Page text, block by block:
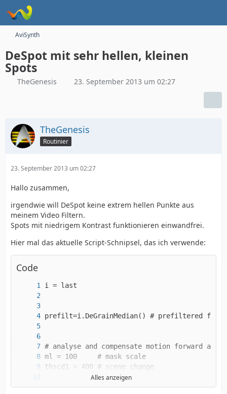
AviSynth
DeSpot mit sehr hellen, kleinen
Spots
TheGenesis 23. September 2013 um 02:27
TheGenesis
Routinier
23. September 2013 um 02:27
Hallo zusammen,
irgendwie will DeSpot keine extrem hellen Punkte aus
meinem Video Filtern.
Spots mit niedrigem Kontrast funktionieren einwandfrei.
Hier mal das aktuelle Script-Schnipsel, das ich verwende:
Code
Alles anzeigen